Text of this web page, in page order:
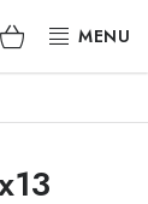
NÁKUPNÍ
KOŠÍK